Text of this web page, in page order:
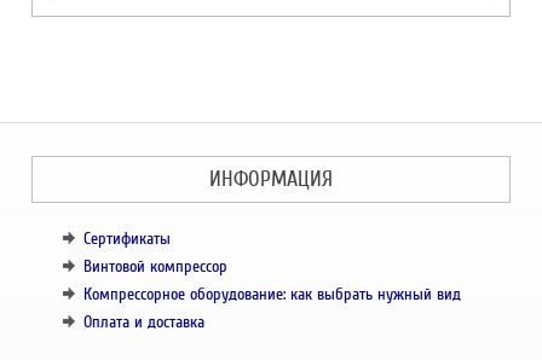
ИНФОРМАЦИЯ
Сертификаты
Винтовой компрессор
Компрессорное оборудование: как выбрать нужный вид
Оплата и доставка